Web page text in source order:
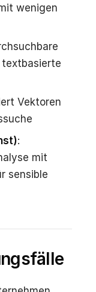
wenigen
textbasierte
Vektoren
:
mit
sensible